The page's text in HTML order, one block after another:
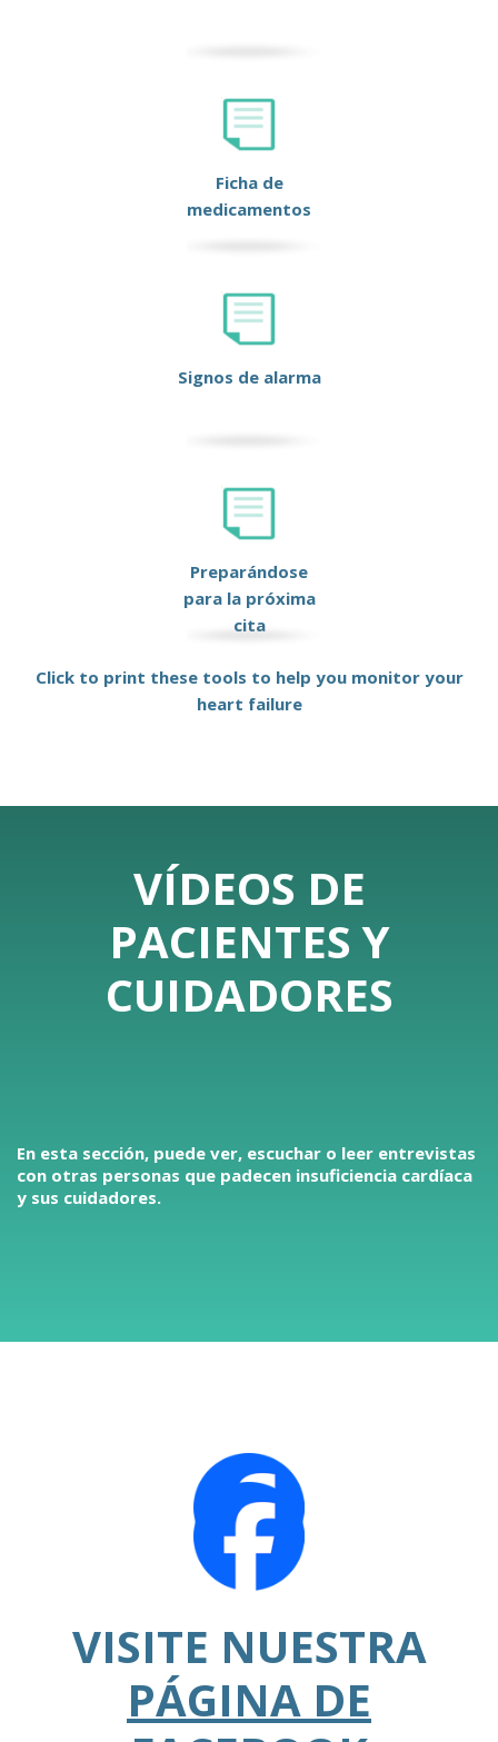
Ficha de
medicamentos
Signos de alarma
Preparándose
para la próxima
cita
Click to print these tools to help you monitor your
heart failure
VÍDEOS DE
PACIENTES Y
CUIDADORES
En esta sección, puede ver, escuchar o leer entrevistas
con otras personas que padecen insuficiencia cardíaca
y sus cuidadores.
VISITE NUESTRA
PÁGINA DE